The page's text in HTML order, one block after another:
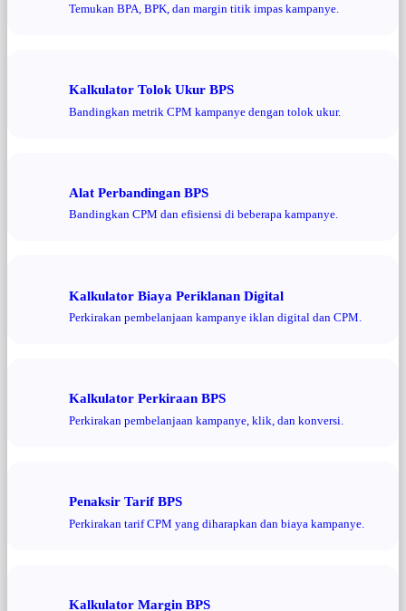
Temukan BPA, BPK, dan margin titik impas kampanye.
Kalkulator Tolok Ukur BPS
Bandingkan metrik CPM kampanye dengan tolok ukur.
Alat Perbandingan BPS
Bandingkan CPM dan efisiensi di beberapa kampanye.
Kalkulator Biaya Periklanan Digital
Perkirakan pembelanjaan kampanye iklan digital dan CPM.
Kalkulator Perkiraan BPS
Perkirakan pembelanjaan kampanye, klik, dan konversi.
Penaksir Tarif BPS
Perkirakan tarif CPM yang diharapkan dan biaya kampanye.
Kalkulator Margin BPS